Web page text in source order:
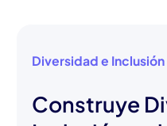
Diversidad e Inclusión
Construye